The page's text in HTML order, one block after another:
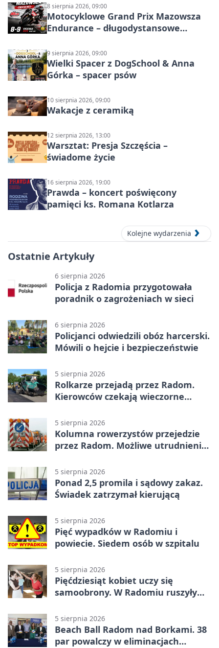
8 sierpnia 2026, 09:00
Motocyklowe Grand Prix Mazowsza
Endurance – długodystansowe
9 sierpnia 2026, 09:00
Wielki Spacer z DogSchool & Anna
Górka – spacer psów
10 sierpnia 2026, 09:00
Wakacje z ceramiką
12 sierpnia 2026, 13:00
Warsztat: Presja Szczęścia –
świadome życie
16 sierpnia 2026, 19:00
Prawda – koncert poświęcony
pamięci ks. Romana Kotlarza
Kolejne wydarzenia
Ostatnie Artykuły
6 sierpnia 2026
Policja z Radomia przygotowała
poradnik o zagrożeniach w sieci
6 sierpnia 2026
Policjanci odwiedzili obóz harcerski.
Mówili o hejcie i bezpieczeństwie
5 sierpnia 2026
Rolkarze przejadą przez Radom.
Kierowców czekają wieczorne
5 sierpnia 2026
Kolumna rowerzystów przejedzie
przez Radom. Możliwe utrudnienia
5 sierpnia 2026
Ponad 2,5 promila i sądowy zakaz.
Świadek zatrzymał kierującą
5 sierpnia 2026
Pięć wypadków w Radomiu i
powiecie. Siedem osób w szpitalu
5 sierpnia 2026
Pięćdziesiąt kobiet uczy się
samoobrony. W Radomiu ruszyły
5 sierpnia 2026
Beach Ball Radom nad Borkami. 38
par powalczy w eliminacjach